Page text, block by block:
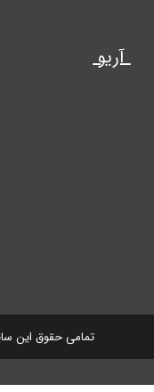
تمامی حقوق این
آریو